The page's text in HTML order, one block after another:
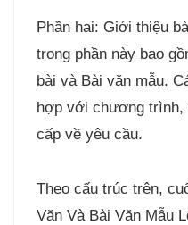
Phần hai: Giới thiệu
trong phần này bao
bài và Bài văn mẫu.
hợp với chương trình,
cấp về yêu cầu.
Theo cấu trúc trên,
Văn Và Bài Văn Mẫu